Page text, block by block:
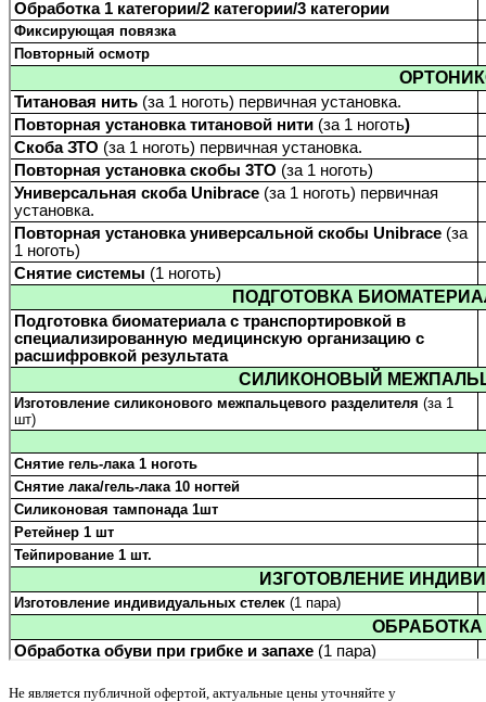
Не является публичной офертой, актуальные цены уточняйте у